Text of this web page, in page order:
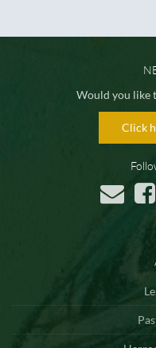
Would you like
Click